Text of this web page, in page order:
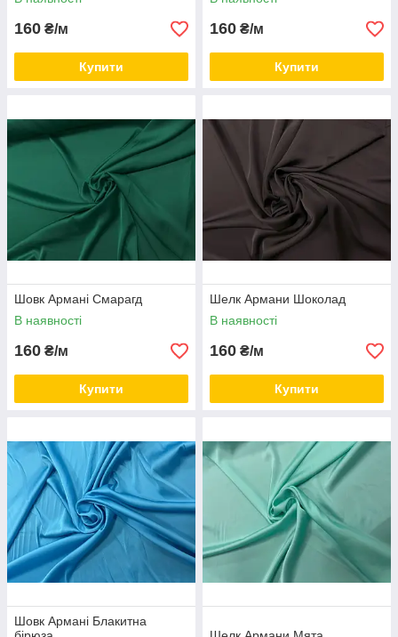
160 ₴/м
Купити
160 ₴/м
Купити
Шовк Армані Смарагд
В наявності
160 ₴/м
Купити
Шелк Армани Шоколад
В наявності
160 ₴/м
Купити
Шовк Армані Блакитна